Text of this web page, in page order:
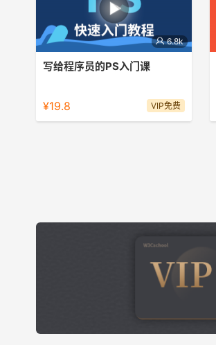
6.8k
写给程序员的PS入门课
¥19.8 VIP免费